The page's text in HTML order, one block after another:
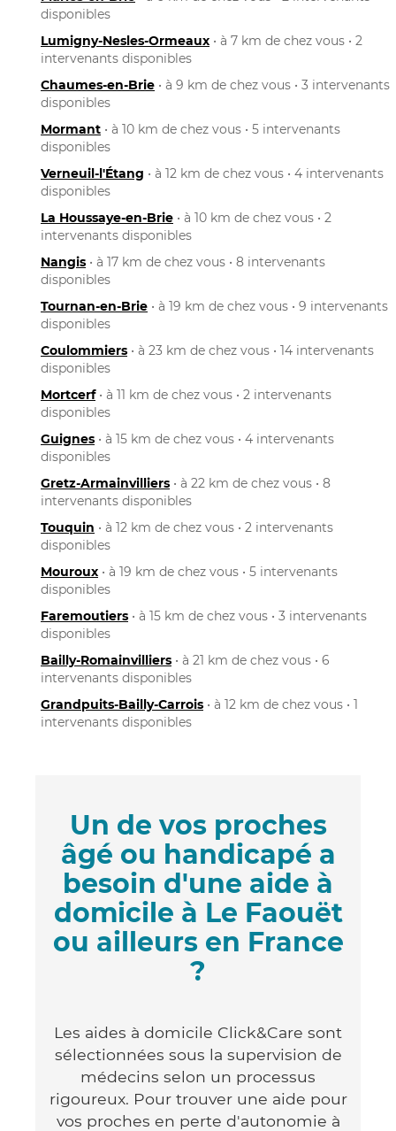
disponibles
Lumigny-Nesles-Ormeaux • à 7 km de chez vous • 2
intervenants disponibles
Chaumes-en-Brie • à 9 km de chez vous • 3 intervenants
disponibles
Mormant • à 10 km de chez vous • 5 intervenants
disponibles
Verneuil-l'Étang • à 12 km de chez vous • 4 intervenants
disponibles
La Houssaye-en-Brie • à 10 km de chez vous • 2
intervenants disponibles
Nangis • à 17 km de chez vous • 8 intervenants
disponibles
Tournan-en-Brie • à 19 km de chez vous • 9 intervenants
disponibles
Coulommiers • à 23 km de chez vous • 14 intervenants
disponibles
Mortcerf• à 11 km de chez vous • 2 intervenants
disponibles
Guignes • à 15 km de chez vous • 4 intervenants
disponibles
Gretz-Armainvilliers • à 22 km de chez vous • 8
intervenants disponibles
Touquin • à 12 km de chez vous • 2 intervenants
disponibles
Mouroux • à 19 km de chez vous • 5 intervenants
disponibles
Faremoutiers • à 15 km de chez vous • 3 intervenants
disponibles
Bailly-Romainvilliers • à 21 km de chez vous • 6
intervenants disponibles
Grandpuits-Bailly-Carrois • à 12 km de chez vous • 1
intervenants disponibles
Un de vos proches
âgé ou handicapé a
besoin d'une aide à
domicile à Le Faouët
ou ailleurs en France
?
Les aides à domicile Click&Care sont
sélectionnées sous la supervision de
médecins selon un processus
rigoureux. Pour trouver une aide pour
vos proches en perte d'autonomie à